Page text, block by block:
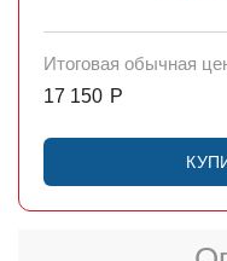
Итоговая обычная
17 150 Р